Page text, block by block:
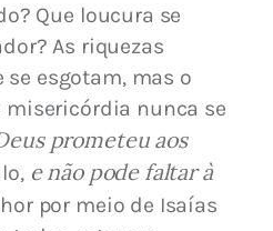
Que loucura se
As riquezas
esgotam, mas o
nunca se
prometeu aos
e não pode faltar à
por meio de Isaías